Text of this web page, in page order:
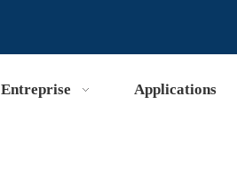
Entreprise Applications